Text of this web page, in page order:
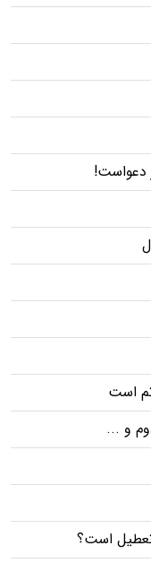
دعواست!
است
و ...
تعطیل است؟